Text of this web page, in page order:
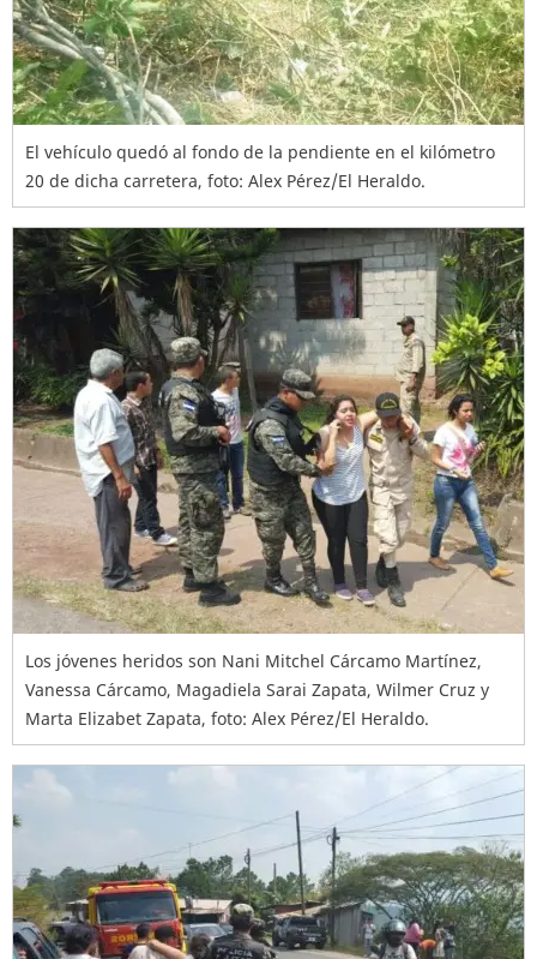
El vehículo quedó al fondo de la pendiente en el kilómetro
20 de dicha carretera, foto: Alex Pérez/El Heraldo.
Los jóvenes heridos son Nani Mitchel Cárcamo Martínez,
Vanessa Cárcamo, Magadiela Sarai Zapata, Wilmer Cruz y
Marta Elizabet Zapata, foto: Alex Pérez/El Heraldo.